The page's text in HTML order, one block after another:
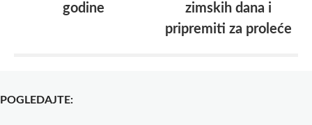
godine
zimskih dana i
pripremiti za proleće
POGLEDAJTE: